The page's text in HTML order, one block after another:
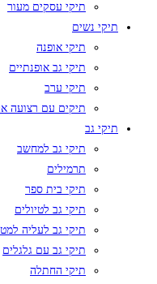
תיקי עסקים מעור
תיקי נשים
תיקי אופנה
תיקי גב אופנתיים
תיקי ערב
תיקים עם רצועה
תיקי גב
תיקי גב למחשב
תרמילים
תיקי בית ספר
תיקי גב לטיולים
תיקי גב לעליה
תיקי גב עם גלגלים
תיקי החתלה